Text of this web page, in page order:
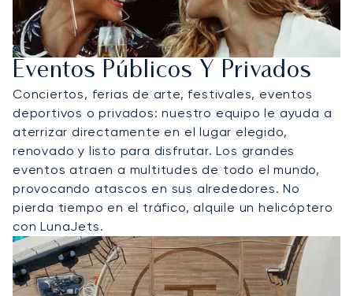
Eventos Públicos Y Privados
Conciertos, ferias de arte, festivales, eventos
deportivos o privados: nuestro equipo le ayuda a
aterrizar directamente en el lugar elegido,
renovado y listo para disfrutar. Los grandes
eventos atraen a multitudes de todo el mundo,
provocando atascos en sus alrededores. No
pierda tiempo en el tráfico, alquile un helicóptero
con LunaJets.